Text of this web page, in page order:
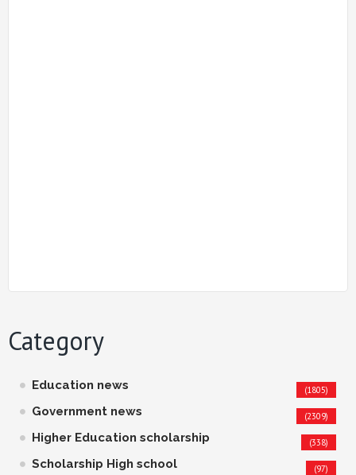
Category
Education news (1805)
Government news (2309)
Higher Education scholarship (338)
Scholarship High school (97)